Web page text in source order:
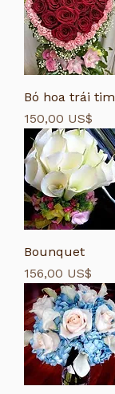
Bó hoa trái tim
Giá
150,00 US$
Bounquet
Giá
156,00 US$